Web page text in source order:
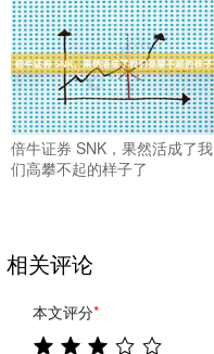
倍牛证券 SNK，果然活成了我
们高攀不起的样子了
相关评论
本文评分*